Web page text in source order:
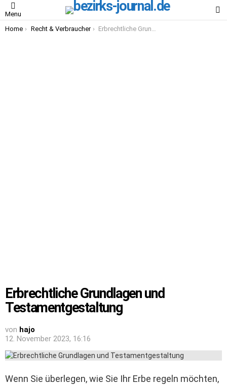
Menu
You are here:
Home Recht & Verbraucher Erbrechtliche Grundlagen und Testamentgestaltung
Erbrechtliche Grundlagen und
Testamentgestaltung
von hajo
12. November 2023, 16:16
Wenn Sie überlegen, wie Sie Ihr Erbe regeln möchten,